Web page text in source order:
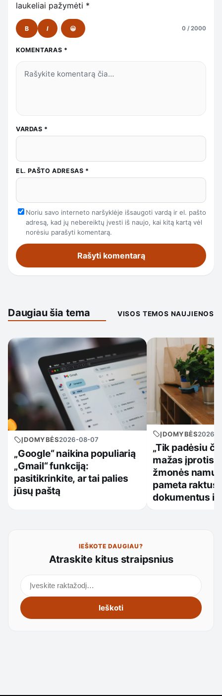
laukeliai pažymėti *
B I 😀 0 / 2000
KOMENTARAS *
VARDAS *
EL. PAŠTO ADRESAS *
Noriu savo interneto naršyklėje išsaugoti vardą ir el. pašto
adresą, kad jų nebereiktų įvesti iš naujo, kai kitą kartą vėl
norėsiu parašyti komentarą.
Daugiau šia tema VISOS TEMOS NAUJIENOS
ĮDOMYBĖS2026-08-07
„Google“ naikina populiarią
„Gmail“ funkciją:
pasitikrinkite, ar tai palies
jūsų paštą
ĮDOMYBĖS2026-
„Tik padėsiu
mažas įprotis,
žmonės
pameta raktus,
dokumentus ir
IEŠKOTE DAUGIAU?
Atraskite kitus straipsnius
Ieškoti